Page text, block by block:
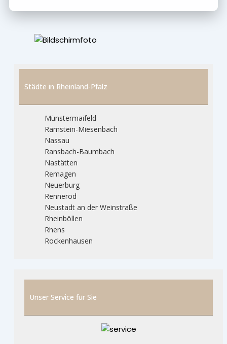
Städte in Rheinland-Pfalz
Münstermaifeld
Ramstein-Miesenbach
Nassau
Ransbach-Baumbach
Nastätten
Remagen
Neuerburg
Rennerod
Neustadt an der Weinstraße
Rheinböllen
Rhens
Rockenhausen
Unser Service für Sie